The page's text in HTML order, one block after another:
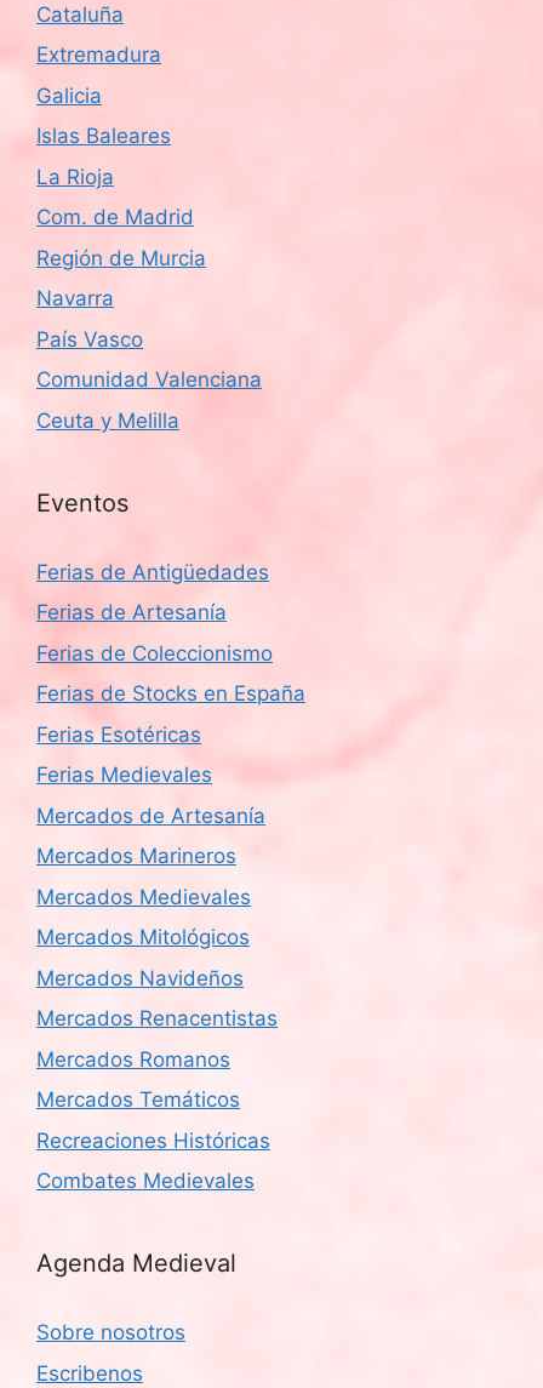
Cataluña
Extremadura
Galicia
Islas Baleares
La Rioja
Com. de Madrid
Región de Murcia
Navarra
País Vasco
Comunidad Valenciana
Ceuta y Melilla
Eventos
Ferias de Antigüedades
Ferias de Artesanía
Ferias de Coleccionismo
Ferias de Stocks en España
Ferias Esotéricas
Ferias Medievales
Mercados de Artesanía
Mercados Marineros
Mercados Medievales
Mercados Mitológicos
Mercados Navideños
Mercados Renacentistas
Mercados Romanos
Mercados Temáticos
Recreaciones Históricas
Combates Medievales
Agenda Medieval
Sobre nosotros
Escribenos